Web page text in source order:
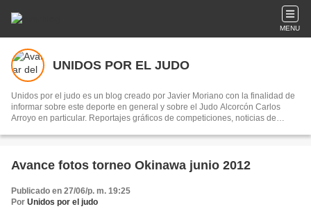
MENU
UNIDOS POR EL JUDO
Unidos por el judo es un blog creado por Javier Moriano con la finalidad de
informar sobre este deporte en general y sobre el Judo Alcorcón Carlos
Arroyo en particular. Reportajes gráficos de competiciones, noticias de
Avance fotos torneo Okinawa junio 2012
Publicado en 27/06/p. m. 19:25
Por Unidos por el judo